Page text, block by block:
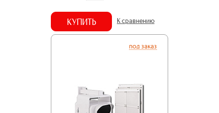
КУПИТЬ К сравнению
под заказ